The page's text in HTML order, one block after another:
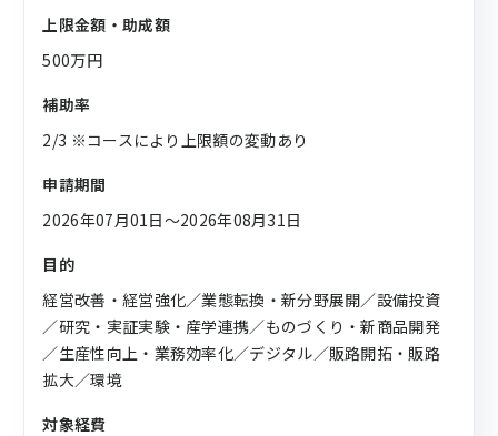
上限金額・助成額
500万円
補助率
2/3 ※コースにより上限額の変動あり
申請期間
2026年07月01日〜2026年08月31日
目的
経営改善・経営強化／業態転換・新分野展開／設備投資
／研究・実証実験・産学連携／ものづくり・新商品開発
／生産性向上・業務効率化／デジタル／販路開拓・販路
拡大／環境
対象経費